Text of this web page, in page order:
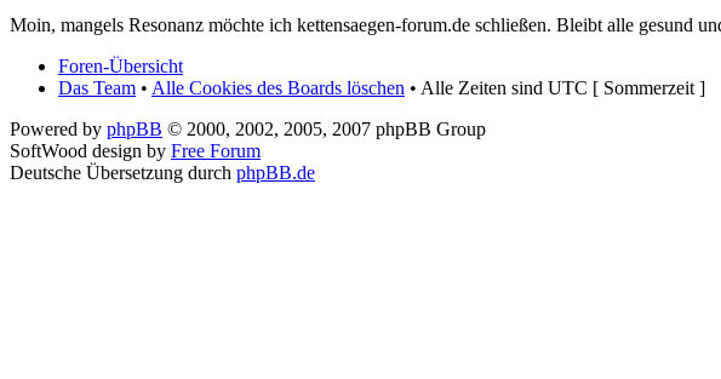
Moin, mangels Resonanz möchte ich kettensaegen-forum.de schließen. Bleibt alle gesund
Foren-Übersicht
Das Team • Alle Cookies des Boards löschen • Alle Zeiten sind UTC [ Sommerzeit ]
Powered by phpBB © 2000, 2002, 2005, 2007 phpBB Group
SoftWood design by Free Forum
Deutsche Übersetzung durch phpBB.de